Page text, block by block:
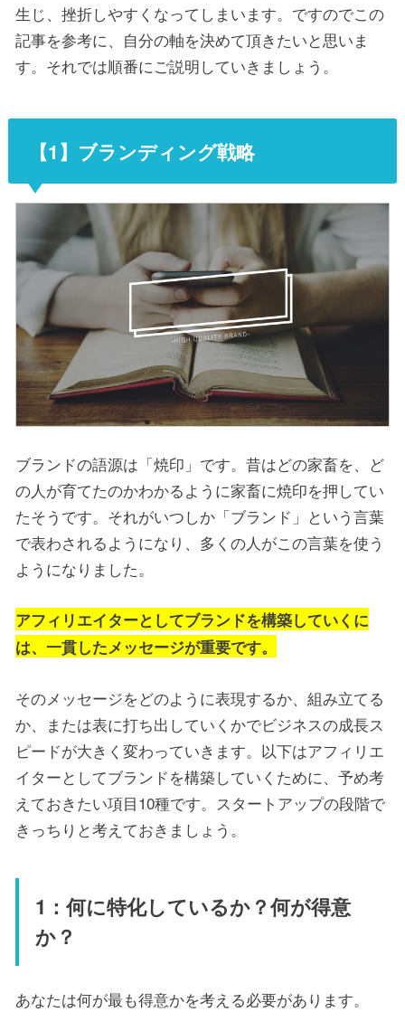
生じ、挫折しやすくなってしまいます。ですのでこの
記事を参考に、自分の軸を決めて頂きたいと思いま
す。それでは順番にご説明していきましょう。
【1】ブランディング戦略
ブランドの語源は「焼印」です。昔はどの家畜を、ど
の人が育てたのかわかるように家畜に焼印を押してい
たそうです。それがいつしか「ブランド」という言葉
で表わされるようになり、多くの人がこの言葉を使う
ようになりました。
アフィリエイターとしてブランドを構築していくに
は、一貫したメッセージが重要です。
そのメッセージをどのように表現するか、組み立てる
か、または表に打ち出していくかでビジネスの成長ス
ピードが大きく変わっていきます。以下はアフィリエ
イターとしてブランドを構築していくために、予め考
えておきたい項目10種です。スタートアップの段階で
きっちりと考えておきましょう。
1：何に特化しているか？何が得意
か？
あなたは何が最も得意かを考える必要があります。